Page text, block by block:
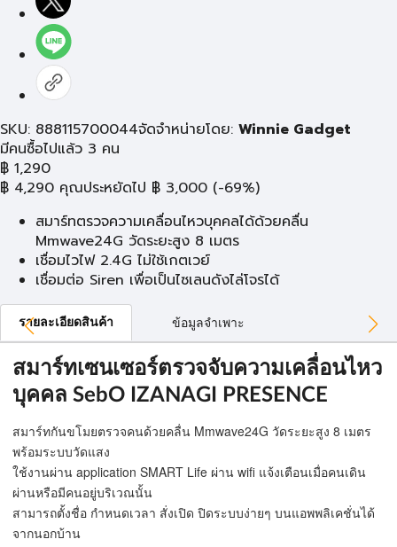
SKU: 888115700044จัดจำหน่ายโดย: Winnie Gadget
มีคนซื้อไปแล้ว 3 คน
฿ 1,290
฿ 4,290 คุณประหยัดไป ฿ 3,000 (-69%)
สมาร์ทตรวจความเคลื่อนไหวบุคคลได้ด้วยคลื่น
Mmwave24G วัดระยะสูง 8 เมตร
เชื่อมไวไฟ 2.4G ไม่ใช้เกตเวย์
เชื่อมต่อ Siren เพื่อเป็นไซเลนดังไล่โจรได้
รายละเอียดสินค้า ข้อมูลจำเพาะ
สมาร์ทเซนเซอร์ตรวจจับความเคลื่อนไหว
บุคคล SebO IZANAGI PRESENCE
สมาร์ทกันขโมยตรวจคนด้วยคลื่น Mmwave24G วัดระยะสูง 8 เมตร
พร้อมระบบวัดแสง
ใช้งานผ่าน application SMART Life ผ่าน wifi แจ้งเตือนเมื่อคนเดิน
ผ่านหรือมีคนอยู่บริเวณนั้น
สามารถตั้งชื่อ กำหนดเวลา สั่งเปิด ปิดระบบง่ายๆ บนแอพพลิเคชั่นได้
จากนอกบ้าน